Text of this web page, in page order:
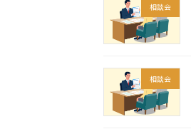
相談会
相談会